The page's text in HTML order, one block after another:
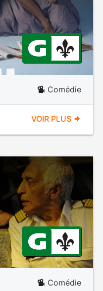
Comédie
VOIR PLUS
Comédie